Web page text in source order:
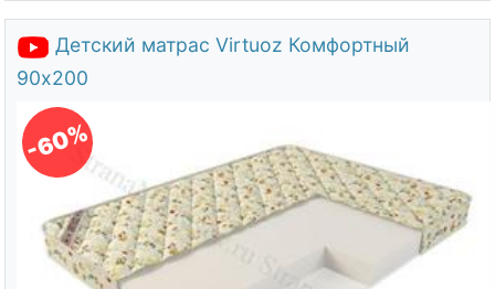
Детский матрас Virtuoz Комфортный
90х200
-60%